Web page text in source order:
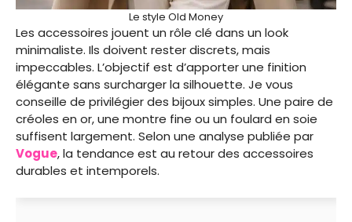
Le style Old Money
Les accessoires jouent un rôle clé dans un look
minimaliste. Ils doivent rester discrets, mais
impeccables. L’objectif est d’apporter une finition
élégante sans surcharger la silhouette. Je vous
conseille de privilégier des bijoux simples. Une paire de
créoles en or, une montre fine ou un foulard en soie
suffisent largement. Selon une analyse publiée par
Vogue, la tendance est au retour des accessoires
durables et intemporels.